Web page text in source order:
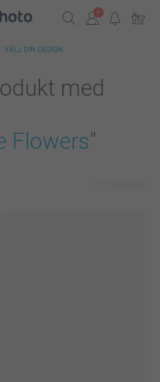
VÄLJ DIN DESIGN
med
Flowers"